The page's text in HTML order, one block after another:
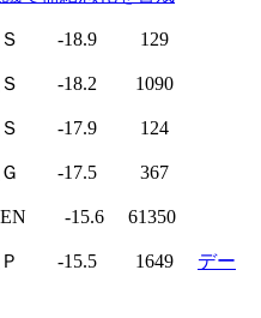
証Ｓ -18.9 129
Ｓ -18.2 1090
Ｓ -17.9 124
Ｇ -17.5 367
EN -15.6 61350
Ｐ -15.5 1649 デー